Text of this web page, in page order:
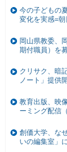
今の子どもの
変化を実感=朝
岡山県教委、
期付職員）を
クリサク、暗
ノート」提供
教育出版、映
ーミング配信
創価大学、な
いの編集室」